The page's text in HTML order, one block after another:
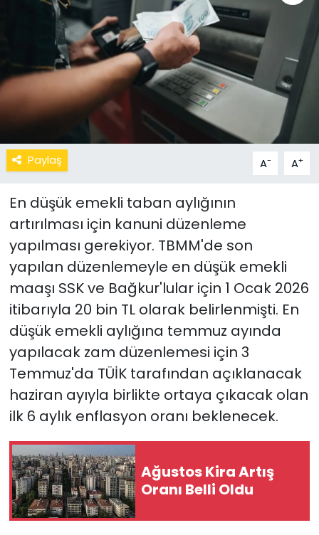
Paylaş A- A+
En düşük emekli taban aylığının
artırılması için kanuni düzenleme
yapılması gerekiyor. TBMM'de son
yapılan düzenlemeyle en düşük emekli
maaşı SSK ve Bağkur'lular için 1 Ocak 2026
itibarıyla 20 bin TL olarak belirlenmişti. En
düşük emekli aylığına temmuz ayında
yapılacak zam düzenlemesi için 3
Temmuz'da TÜİK tarafından açıklanacak
haziran ayıyla birlikte ortaya çıkacak olan
ilk 6 aylık enflasyon oranı beklenecek.
Ağustos Kira Artış
Oranı Belli Oldu